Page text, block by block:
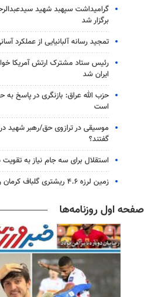
گرامیداشت سپهبد شهید
برگزار شد
تمجید رسانه آلبانیایی از عملکرد
رئیس ستاد مشترک ارتش آمریکا
ایران شد
حزب الله عراق: بازنگری در پاسخ به
است
موسیقی در ترازوی حق/رهبر شهید
گفتند؟
استقلال برای سه جام نیاز به
زمین لرزه ۴.۶ ریشتری گلباف کرمان را لرزاند
صفحه اول روزنامه‌ها